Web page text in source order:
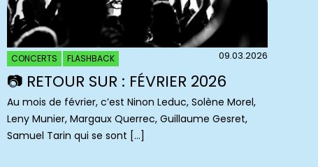
CONCERTS FLASHBACK 09.03.2026
📷 RETOUR SUR : FÉVRIER 2026
Au mois de février, c’est Ninon Leduc, Solène Morel,
Leny Munier, Margaux Querrec, Guillaume Gesret,
Samuel Tarin qui se sont […]